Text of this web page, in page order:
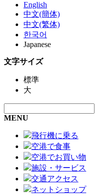
English
中文(簡体)
中文(繁体)
한국어
Japanese
文字サイズ
標準
大
MENU
飛行機に乗る
空港で食事
空港でお買い物
施設・サービス
交通アクセス
ネットショップ